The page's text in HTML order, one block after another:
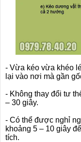
- Vừa kéo vừa khéo
lại vào nơi mà gần
- Không thay đổi tư
– 30 giây.
- Có thể được nghỉ
khoảng 5 – 10 giây
tích.